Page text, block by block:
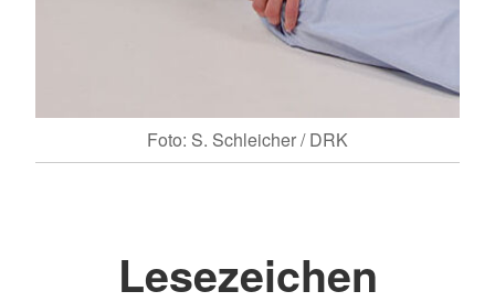
Foto: S. Schleicher / DRK
Lesezeichen